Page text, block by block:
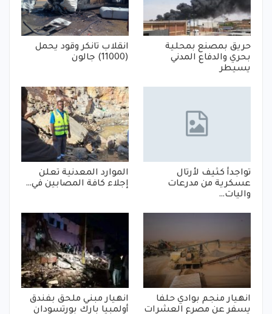
حريق بمصنع بمحلية
بحري والدفاع المدني
يسيطر
انقلاب تانكر وقود يحمل
(11000) جالون
تواجدأ كثيف لأرتال
عسكرية من مدرعات
واليات…
الموارد المعدنية تعلن
إجلاء كافة المصابين في…
انهيار منجم بوادي حلفا
يسفر عن مصرع العشرات
انهيار مبني ملحق بفندق
أولمبيا بارك بورتسودان